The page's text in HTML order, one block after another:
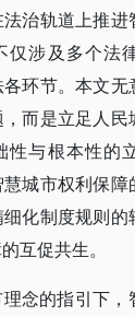
治轨道上推
仅涉及多个法
环节。本文
而是立足人
性与根本性的
城市权利保
化制度规则
互促共生。
念的指引下，